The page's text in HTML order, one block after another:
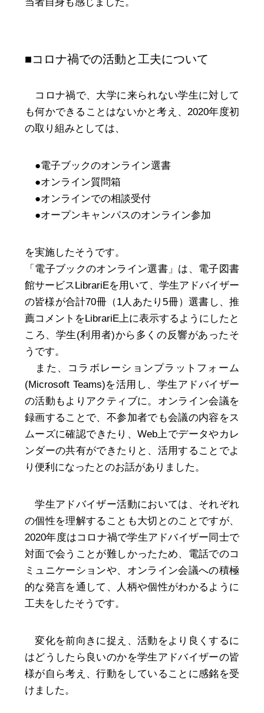
■コロナ禍での活動と工夫について
コロナ禍で、大学に来られない学生に対して
も何かできることはないかと考え、2020年度初
の取り組みとしては、
●電子ブックのオンライン選書
●オンライン質問箱
●オンラインでの相談受付
●オープンキャンパスのオンライン参加
を実施したそうです。
「電子ブックのオンライン選書」は、電子図書
館サービスLibrariEを用いて、学生アドバイザー
の皆様が合計70冊（1人あたり5冊）選書し、推
薦コメントをLibrariE上に表示するようにしたと
ころ、学生(利用者)から多くの反響があったそ
うです。
また、コラボレーションプラットフォーム
(Microsoft Teams)を活用し、学生アドバイザー
の活動もよりアクティブに。オンライン会議を
録画することで、不参加者でも会議の内容をス
ムーズに確認できたり、Web上でデータやカレ
ンダーの共有ができたりと、活用することでよ
り便利になったとのお話がありました。
学生アドバイザー活動においては、それぞれ
の個性を理解することも大切とのことですが、
2020年度はコロナ禍で学生アドバイザー同士で
対面で会うことが難しかったため、電話でのコ
ミュニケーションや、オンライン会議への積極
的な発言を通して、人柄や個性がわかるように
工夫をしたそうです。
変化を前向きに捉え、活動をより良くするに
はどうしたら良いのかを学生アドバイザーの皆
様が自ら考え、行動をしていることに感銘を受
けました。